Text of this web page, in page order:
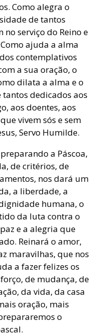
Como alegra o
de tantos
serviço do Reino e
ajuda a alma
contemplativos
a sua oração, o
dilata a alma e o
tantos dedicados aos
aos doentes, aos
vivem sós e sem
Servo Humilde.
a Páscoa,
de critérios, de
nos dará um
a liberdade, a
humana, o
da luta contra o
e a alegria que
Reinará o amor,
maravilhas, que nos
a fazer felizes os
de mudança, de
da vida, da casa
oração, mais
o